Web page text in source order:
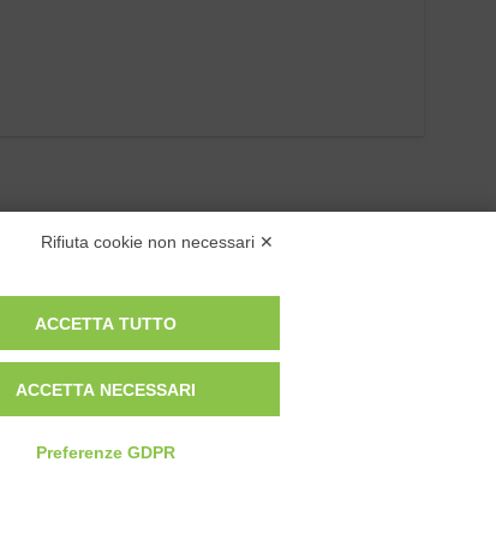
Privacy Policy
Cookie Policy
Modifica preferenze cookie
Rifiuta cookie non necessari ✕
ACCETTA TUTTO
ACCETTA NECESSARI
Preferenze GDPR